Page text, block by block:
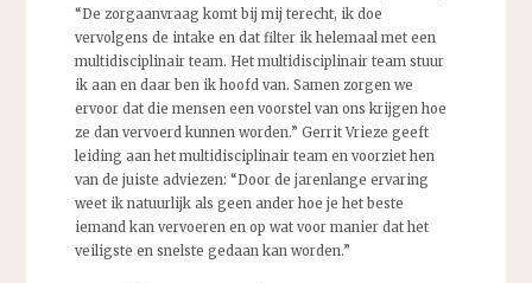
“De zorgaanvraag komt bij mij terecht, ik doe
vervolgens de intake en dat filter ik helemaal met een
multidisciplinair team. Het multidisciplinair team stuur
ik aan en daar ben ik hoofd van. Samen zorgen we
ervoor dat die mensen een voorstel van ons krijgen hoe
ze dan vervoerd kunnen worden.” Gerrit Vrieze geeft
leiding aan het multidisciplinair team en voorziet hen
van de juiste adviezen: “Door de jarenlange ervaring
weet ik natuurlijk als geen ander hoe je het beste
iemand kan vervoeren en op wat voor manier dat het
veiligste en snelste gedaan kan worden.”